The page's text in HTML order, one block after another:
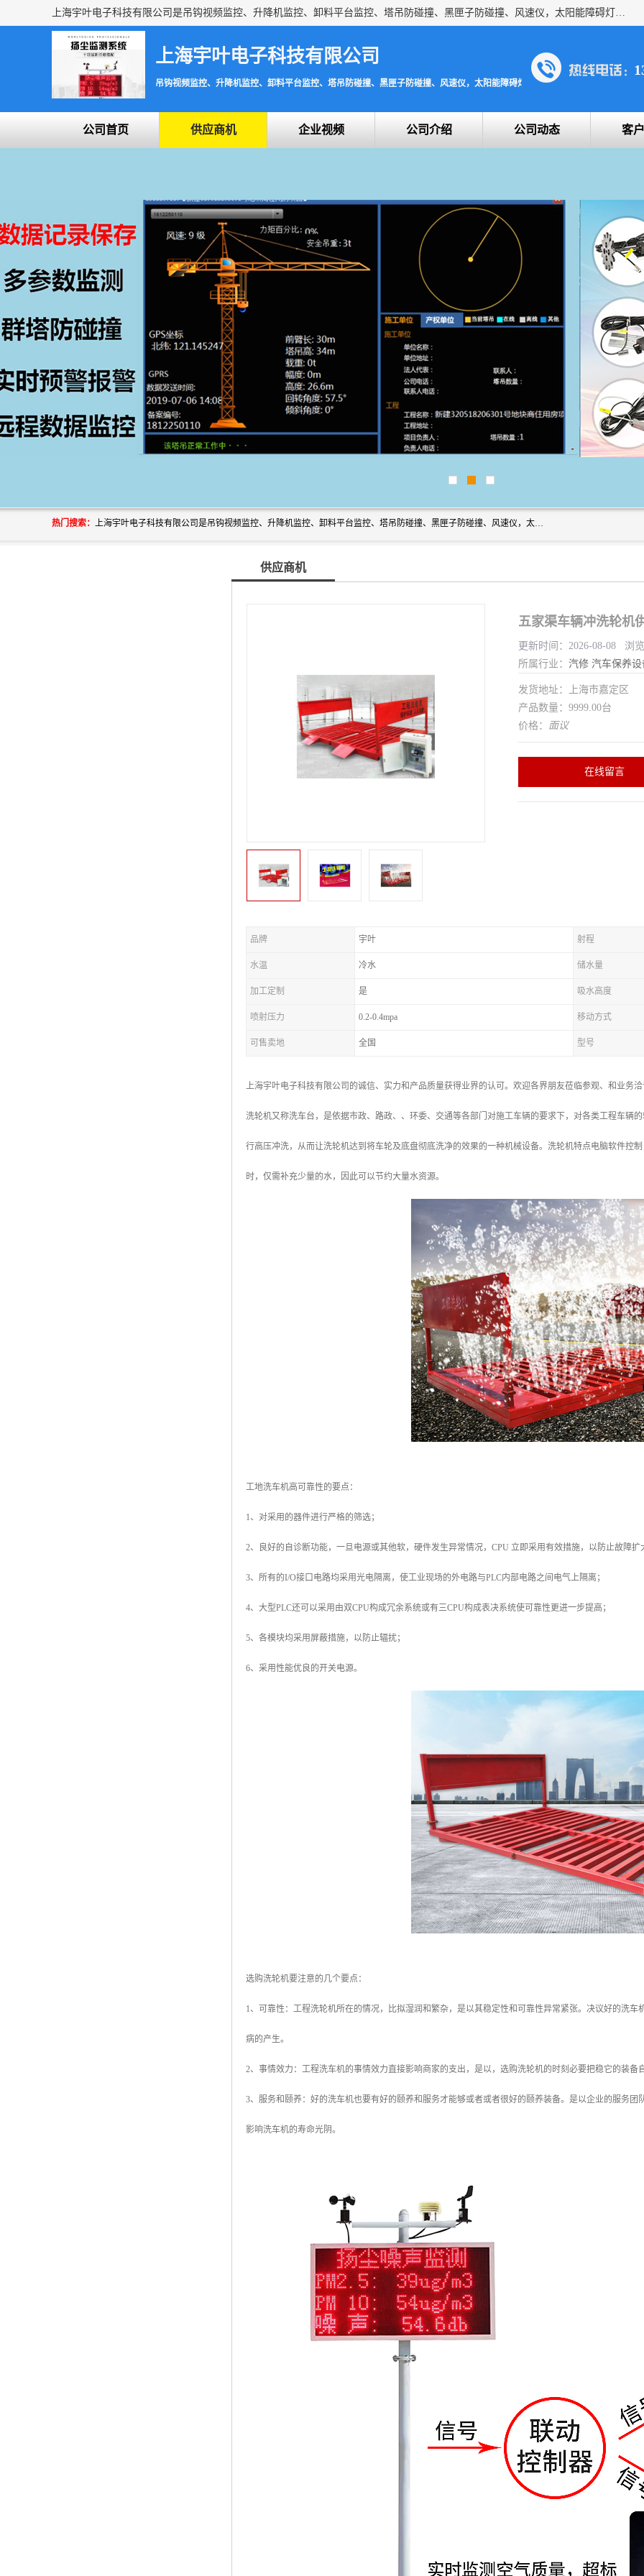
上海宇叶电子科技有限公司是吊钩视频监控、升降机监控、卸料平台监控、塔吊防碰撞、黑匣子防碰撞、风速仪，太阳能障碍灯安全提示灯等一系列升降机的常用配件产品专业研发生产加工的公司，拥有完整、科学的质量管理体系。
上海宇叶电子科技有限公司
吊钩视频监控、升降机监控、卸料平台监控、塔吊防碰撞、黑匣子防碰撞、风速仪，太阳能障碍灯安全提示灯
公司首页 供应商机 企业视频 公司介绍 公司动态 客
热门搜索： 上海宇叶电子科技有限公司是吊钩视频监控、升降机监控、卸料平台监控、塔吊防碰撞、黑匣子防碰撞、风速仪，太阳能障碍灯安全提示灯等一系列升降机的常用配件产品专业研发生产加工的公司，拥有完整、科学的质量管理体系。
供应商机
五家渠车辆冲洗轮机
更新时间：2026-08-08 浏
所属行业： 汽修 汽车保养设
发货地址：上海市嘉定区
产品数量：9999.00台
价格： 面议
在线留言
品牌 宇叶 射程
水温 冷水 储水量
加工定制 是 吸水高度
喷射压力 0.2-0.4mpa 移动方式
可售卖地 全国 型号
上海宇叶电子科技有限公司的诚信、实力和产品质量获得业界的认可。欢迎各界朋友莅临参观、和业务
洗轮机又称洗车台，是依据市政、路政、、环委、交通等各部门对施工车辆的要求下，对各类工程车辆
行高压冲洗，从而让洗轮机达到将车轮及底盘彻底洗净的效果的一种机械设备。洗轮机特点电脑软件控
时，仅需补充少量的水，因此可以节约大量水资源。
工地洗车机高可靠性的要点：
1、对采用的器件进行严格的筛选；
2、良好的自诊断功能，一旦电源或其他软，硬件发生异常情况，CPU 立即采用有效措施，以防止故障扩
3、所有的I/O接口电路均采用光电隔离，使工业现场的外电路与PLC内部电路之间电气上隔离；
4、大型PLC还可以采用由双CPU构成冗余系统或有三CPU构成表决系统使可靠性更进一步提高；
5、各模块均采用屏蔽措施，以防止辐扰；
6、采用性能优良的开关电源。
选购洗轮机要注意的几个要点：
1、可靠性：工程洗轮机所在的情况，比拟湿润和繁杂，是以其稳定性和可靠性异常紧张。决议好的洗
病的产生。
2、事情效力：工程洗车机的事情效力直接影响商家的支出，是以，选购洗轮机的时刻必要把稳它的装备
3、服务和颐养：好的洗车机也要有好的颐养和服务才能够或者或者很好的颐养装备。是以企业的服务
影响洗车机的寿命光阴。